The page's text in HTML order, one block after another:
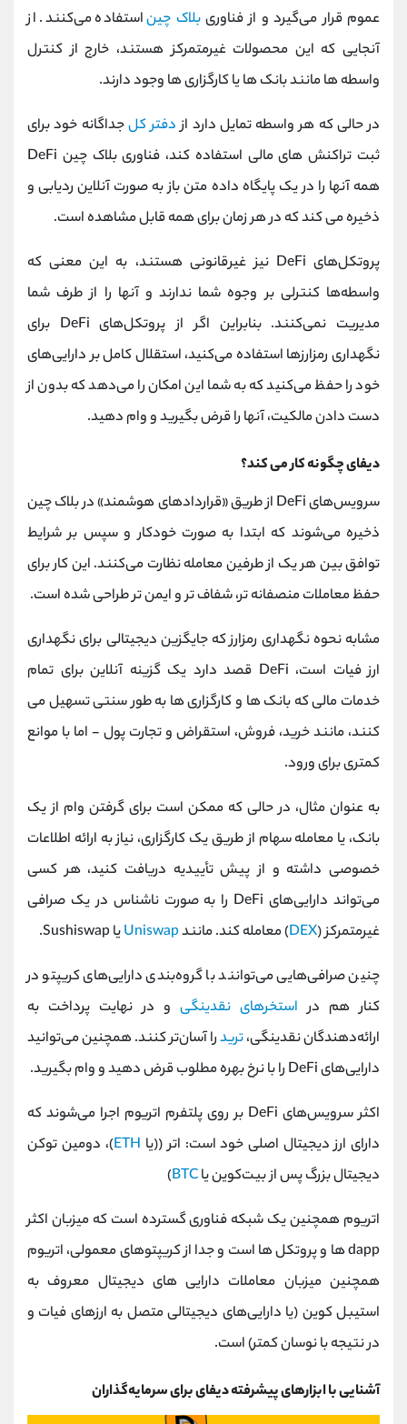
عموم قرار می‌گیرد و از فناوریبلاک چیناستفاده می‌کنند. از
آنجایی که این محصولات غیرمتمرکز هستند، خارج از کنترل
واسطه ها مانند بانک ها یا کارگزاری ها وجود دارند.
در حالی که هر واسطه تمایل دارد ازدفتر کلجداگانه خود برای
ثبت تراکنش های مالی استفاده کند، فناوری بلاک چین DeFi
همه آنها را در یک پایگاه داده متن باز به صورت آنلاین ردیابی و
ذخیره می کند که در هر زمان برای همه قابل مشاهده است.
پروتکل‌های DeFi نیز غیرقانونی هستند، به این معنی که
واسطه‌ها کنترلی بر وجوه شما ندارند و آنها را از طرف شما
مدیریت نمی‌کنند. بنابراین اگر از پروتکل‌های DeFi برای
نگهداری رمزارزها استفاده می‌کنید، استقلال کامل بر دارایی‌های
خود را حفظ می‌کنید که به شما این امکان را می‌دهد که بدون از
دست دادن مالکیت، آنها را قرض بگیرید و وام دهید.
دیفای چگونه کار می کند؟
سرویس‌های DeFi از طریق «قراردادهای هوشمند» در بلاک چین
ذخیره می‌شوند که ابتدا به صورت خودکار و سپس بر شرایط
توافق بین هر یک از طرفین معامله نظارت می‌کنند. این کار برای
حفظ معاملات منصفانه تر، شفاف تر و ایمن تر طراحی شده است.
مشابه نحوه نگهداری رمزارز که جایگزین دیجیتالی برای نگهداری
ارز فیات است، DeFi قصد دارد یک گزینه آنلاین برای تمام
خدمات مالی که بانک ها و کارگزاری ها به طور سنتی تسهیل می
کنند، مانند خرید، فروش، استقراض و تجارت پول - اما با موانع
کمتری برای ورود.
به عنوان مثال، در حالی که ممکن است برای گرفتن وام از یک
بانک، یا معامله سهام از طریق یک کارگزاری، نیاز به ارائه اطلاعات
خصوصی داشته و از پیش تأییدیه دریافت کنید، هر کسی
می‌تواند دارایی‌های DeFi را به صورت ناشناس در یک صرافی
غیرمتمرکز (DEX) معامله کند. مانندUniswapیا Sushiswap.
چنین صرافی‌هایی می‌توانند با گروه‌بندی دارایی‌های کریپتو در
کنار هم در استخرهای نقدینگی و در نهایت پرداخت به
ارائه‌دهندگان نقدینگی،تریدرا آسان‌تر کنند. همچنین می‌توانید
دارایی‌های DeFi را با نرخ بهره مطلوب قرض دهید و وام بگیرید.
اکثر سرویس‌های DeFi بر روی پلتفرم اتریوم اجرا می‌شوند که
دارای ارز دیجیتال اصلی خود است: اتر ((یا ETH)، دومین توکن
دیجیتال بزرگ پس از بیت‌کوین یاBTC
)
اتریوم همچنین یک شبکه فناوری گسترده است که میزبان اکثر
dapp ها و پروتکل ها است و جدا از کریپتوهای معمولی، اتریوم
همچنین میزبان معاملات دارایی‌ های دیجیتال معروف به
استیبل کوین (یا دارایی‌های دیجیتالی متصل به ارزهای فیات و
در نتیجه با نوسان کمتر) است.
آشنایی با ابزارهای پیشرفته دیفای برای سرمایه‌گذاران